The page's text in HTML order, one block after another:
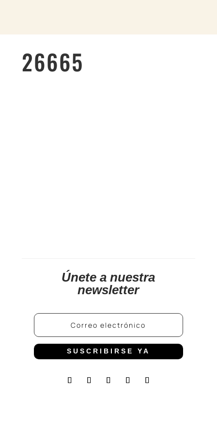
26665
Únete a nuestra
newsletter
SUSCRIBIRSE YA